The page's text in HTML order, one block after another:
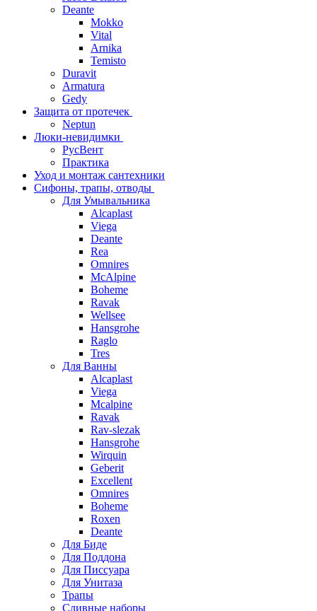
Deante
Mokko
Vital
Arnika
Temisto
Duravit
Armatura
Gedy
Защита от протечек
Neptun
Люки-невидимки
РусВент
Практика
Уход и монтаж сантехники
Сифоны, трапы, отводы
Для Умывальника
Alcaplast
Viega
Deante
Rea
Omnires
McAlpine
Boheme
Ravak
Wellsee
Hansgrohe
Raglo
Tres
Для Ванны
Alcaplast
Viega
Mcalpine
Ravak
Rav-slezak
Hansgrohe
Wirquin
Geberit
Excellent
Omnires
Boheme
Roxen
Deante
Для Биде
Для Поддона
Для Писсуара
Для Унитаза
Трапы
Сливные наборы